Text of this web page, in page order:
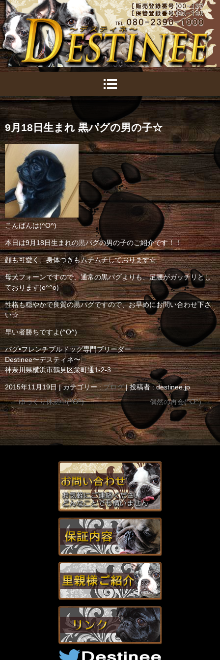
9月18日生まれ 黒パグの男の子☆
こんばんは(^O^)
本日は9月18日生まれの黒パグの男の子のご紹介です！！
顔も可愛く、身体つきもムチムチしております☆
母犬フォーンですので、通常の黒パグよりも、足腰がガッチリとし
ております(o^^o)
性格も穏やかで良質の黒パグですので、お早めにお問い合わせ下さ
い☆
早い者勝ちですよ(^O^)
パグ•フレンチブルドッグ専門ブリーダー
Destinee〜デスティネ〜
神奈川県横浜市鶴見区栄町通1-2-3
2015年11月19日 |カテゴリー :ブログ |投稿者 : destinee.jp
←ゆっくり休憩中(^O^) 偶然の再会(^O^)→